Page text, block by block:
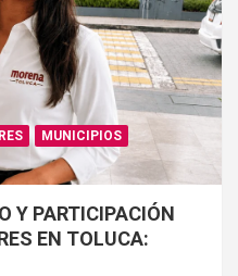
MUNICIPIOS
Y PARTICIPACIÓN
EN TOLUCA: